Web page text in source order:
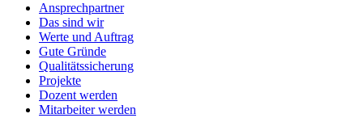
Ansprechpartner
Das sind wir
Werte und Auftrag
Gute Gründe
Qualitätssicherung
Projekte
Dozent werden
Mitarbeiter werden